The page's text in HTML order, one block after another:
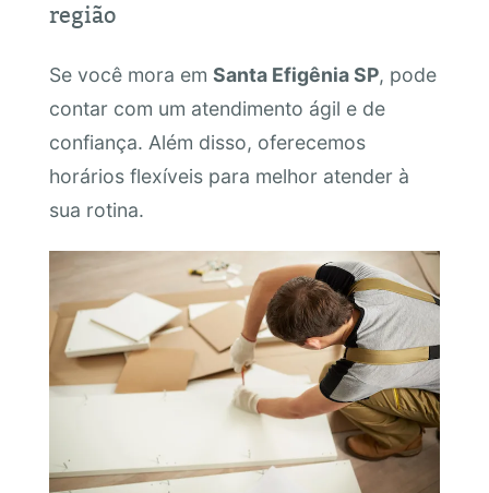
região
Se você mora em Santa Efigênia SP, pode
contar com um atendimento ágil e de
confiança. Além disso, oferecemos
horários flexíveis para melhor atender à
sua rotina.